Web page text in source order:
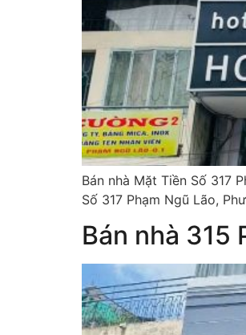
Bán nhà Mặt Tiền Số 317
Số 317 Phạm Ngũ Lão,
Bán nhà 315